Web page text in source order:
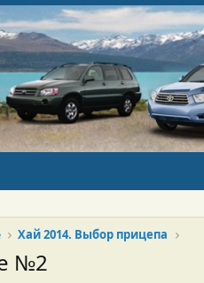
Хай 2014. Выбор прицепа
№2